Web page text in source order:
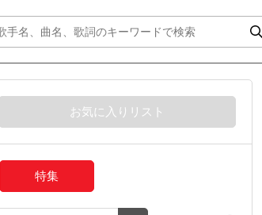
お気に入りリスト
特集